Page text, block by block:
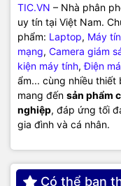
TIC.VN – Nhà phân
uy tín tại Việt Nam.
phẩm: Laptop, Máy
mạng, Camera giám
kiện máy tính,Điện
ẩm... cùng nhiều thiết
mang đến sản phẩm
nghiệp, đáp ứng tối
gia đình và cá nhân.
Có thể bạn